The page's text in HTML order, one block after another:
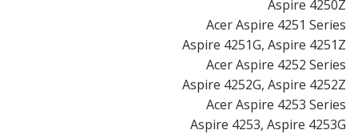
Aspire 4250Z
Acer Aspire 4251 Series
Aspire 4251G, Aspire 4251Z
Acer Aspire 4252 Series
Aspire 4252G, Aspire 4252Z
Acer Aspire 4253 Series
Aspire 4253, Aspire 4253G